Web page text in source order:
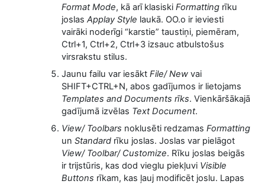
Format Mode, kā arī klasiski Formatting rīku
joslas Applay Style laukā. OO.o ir ieviesti
vairāki noderīgi “karstie” taustiņi, piemēram,
Ctrl+1, Ctrl+2, Ctrl+3 izsauc atbulstošus
virsrakstu stilus.
Jaunu failu var iesākt File/ New vai
SHIFT+CTRL+N, abos gadījumos ir lietojams
Templates and Documents rīks. Vienkāršākajā
gadījumā izvēlas Text Document.
View/ Toolbars noklusēti redzamas Formatting
un Standard rīku joslas. Joslas var pielāgot
View/ Toolbar/ Customize. Rīku joslas beigās
ir trijstūris, kas dod vieglu piekļuvi Visible
Buttons rīkam, kas ļauj modificēt joslu. Lapas